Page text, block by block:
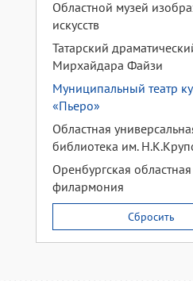
Областной музей
искусств
Татарский
Мирхайдара Файзи
Муниципальный театр
«Пьеро»
Областная
библиотека им.
Оренбургская областная
филармония
Сбросить